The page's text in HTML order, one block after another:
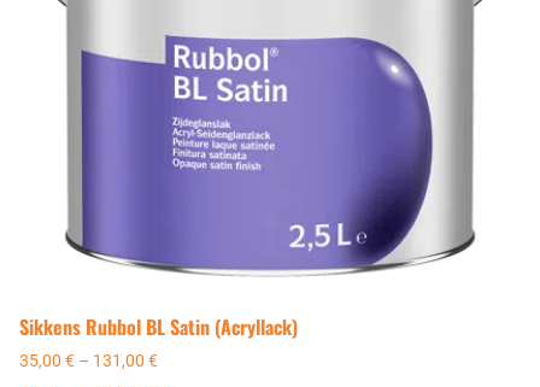
Sikkens Rubbol BL Satin (Acryllack)
35,00 € – 131,00 €